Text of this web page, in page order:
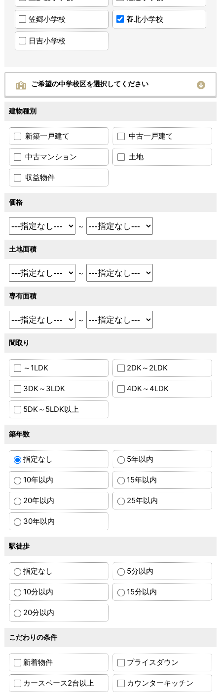
笠郷小学校 養北小学校
日吉小学校
ご希望の中学校区を選択してください
建物種別
新築一戸建て 中古一戸建て
中古マンション 土地
収益物件
価格
～
土地面積
～
専有面積
～
間取り
～1LDK 2DK～2LDK
3DK～3LDK 4DK～4LDK
5DK～5LDK以上
築年数
指定なし 5年以内
10年以内 15年以内
20年以内 25年以内
30年以内
駅徒歩
指定なし 5分以内
10分以内 15分以内
20分以内
こだわりの条件
新着物件 プライスダウン
カースペース2台以上 カウンターキッチン